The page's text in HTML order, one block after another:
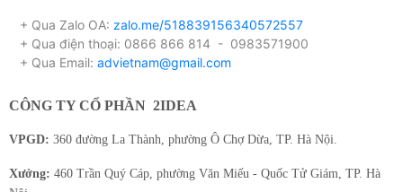
+ Qua Zalo OA: zalo.me/518839156340572557
+ Qua điện thoại: 0866 866 814 - 0983571900
+ Qua Email: advietnam@gmail.com
CÔNG TY CỔ PHẦN 2IDEA
VPGD: 360 đường La Thành, phường Ô Chợ Dừa, TP. Hà Nội.
Xưởng: 460 Trần Quý Cáp, phường Văn Miếu - Quốc Tử Giám, TP. Hà